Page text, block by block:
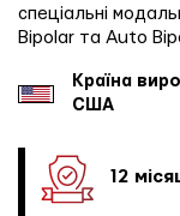
спеціальні
Bipolar та Auto
Країна
США
12